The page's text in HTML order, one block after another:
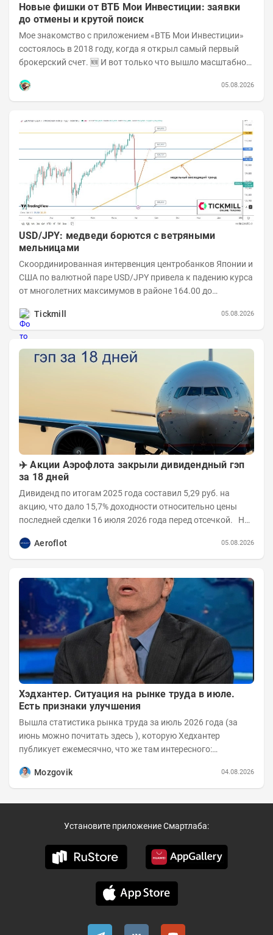
Новые фишки от ВТБ Мои Инвестиции: заявки
до отмены и крутой поиск
Мое знакомство с приложением «ВТБ Мои Инвестиции»
состоялось в 2018 году, когда я открыл самый первый
брокерский счет. 🆕 И вот только что вышло масштабное
05.08.2026
USD/JPY: медведи борются с ветряными
мельницами
Скоординированная интервенция центробанков Японии и
США по валютной паре USD/JPY привела к падению курса
от многолетних максимумов в районе 164.00 до
Tickmill
05.08.2026
✈️ Акции Аэрофлота закрыли дивидендный гэп
за 18 дней
Дивиденд по итогам 2025 года составил 5,29 руб. на
акцию, что дало 15,7% доходности относительно цены
последней сделки 16 июля 2026 года перед отсечкой. На
Aeroflot
05.08.2026
Хэдхантер. Ситуация на рынке труда в июле.
Есть признаки улучшения
Вышла статистика рынка труда за июль 2026 года (за
июнь можно почитать здесь ), которую Хедхантер
публикует ежемесячно, что же там интересного:
Mozgovik
04.08.2026
Установите приложение Смартлаба: